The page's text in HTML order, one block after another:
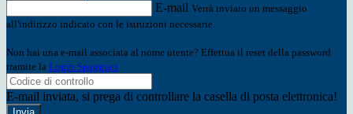
E-mail Verrà inviato un messaggio
all'indirizzo indicato con le istruzioni necessarie.
Non hai una e-mail associata al nome utente? Effettua il reset della password
tramite la Login Spaggiari
E-mail inviata, si prega di controllare la casella di posta elettronica!